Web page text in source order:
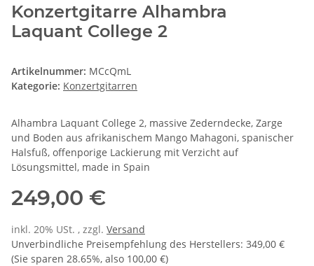
Konzertgitarre Alhambra
Laquant College 2
Artikelnummer: MCcQmL
Kategorie: Konzertgitarren
Alhambra Laquant College 2, massive Zederndecke, Zarge
und Boden aus afrikanischem Mango Mahagoni, spanischer
Halsfuß, offenporige Lackierung mit Verzicht auf
Lösungsmittel, made in Spain
249,00 €
inkl. 20% USt. , zzgl. Versand
Unverbindliche Preisempfehlung des Herstellers: 349,00 €
(Sie sparen 28.65%, also 100,00 €)